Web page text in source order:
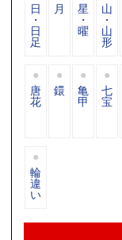
日
・
日
足
月 星
・
曜
山
・
山
形
唐
花
鐶 亀
甲
七
宝
輪
違
い